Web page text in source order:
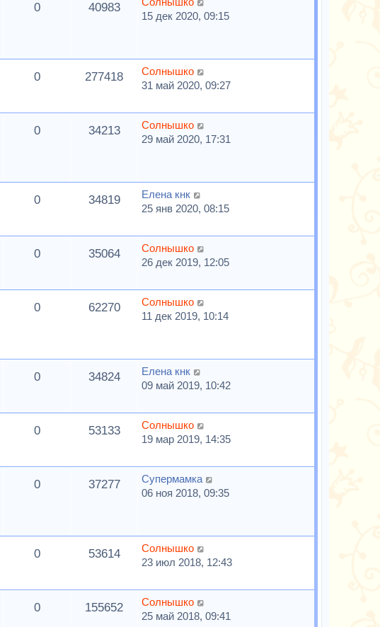
0 40983
15 дек 2020, 09:15
0 277418
Солнышко
31 май 2020, 09:27
0 34213
Солнышко
29 май 2020, 17:31
0 34819
Елена кнк
25 янв 2020, 08:15
0 35064
Солнышко
26 дек 2019, 12:05
0 62270
Солнышко
11 дек 2019, 10:14
0 34824
Елена кнк
09 май 2019, 10:42
0 53133
Солнышко
19 мар 2019, 14:35
0 37277
Супермамка
06 ноя 2018, 09:35
0 53614
Солнышко
23 июл 2018, 12:43
0 155652
Солнышко
25 май 2018, 09:41